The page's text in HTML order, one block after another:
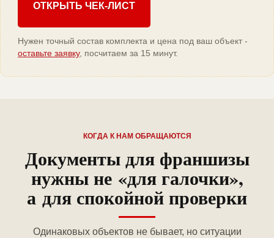
ОТКРЫТЬ ЧЕК-ЛИСТ
Нужен точный состав комплекта и цена под ваш объект -
оставьте заявку, посчитаем за 15 минут.
КОГДА К НАМ ОБРАЩАЮТСЯ
Документы для франшизы
нужны не «для галочки»,
а для спокойной проверки
Одинаковых объектов не бывает, но ситуации